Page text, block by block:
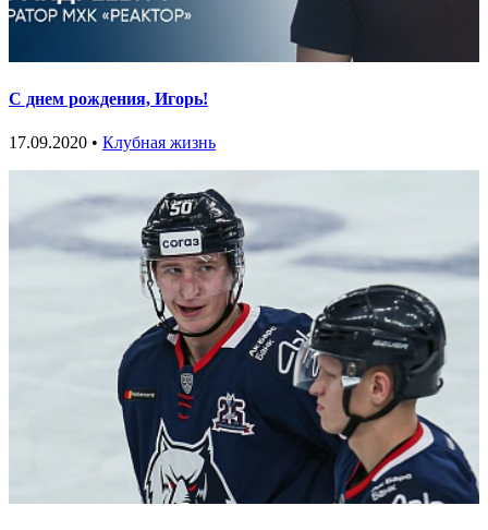
С днем рождения, Игорь!
17.09.2020 • Клубная жизнь